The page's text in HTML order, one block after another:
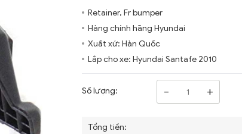
Retainer, Fr bumper
Hàng chính hãng Hyundai
Xuất xứ: Hàn Quốc
Lắp cho xe: Hyundai Santafe 2010
Số lượng: - +
Tổng tiền: